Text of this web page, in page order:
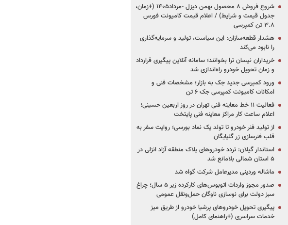
شروع فروش ۸ محصول بهمن دیزل -مرداد۱۴۰۵ (+زمان،
جدول قیمت و شرایط) / اعلام قیمت کامیونت فورس
۳.۸ تن کمپرسی
هشدار قطعه‌سازان: این سیاست، تولید و سرمایه‌گذاری
را نابود می‌کند
خریداران نیسان ترا بخوانند؛ سامانه آنلاین پیگیری قرارداد
و زمان تحویل خودرو راه‌اندازی شد
ورود کمپرسی جدید جک به بازار؛ مشخصات فنی و
امکانات کامیونت کمپرسی جک ۶ تن
فعالیت ۱۱ خط معاینه فنی تهران در روز اربعین حسینی؛
اعلام ساعت کار مراکز معاینه فنی پایتخت
از تولید فنر خودرو تا تولد یک نماد بورسی؛ روایت سفر به
قلب فنرسازی زر گلپایگان
استاندار گیلان: تردد خودروهای پلاک منطقه آزاد انزلی در
۵ استان شمالی بلامانع شد
ماشاله وردینی مدیرعامل شرکت گواه شد
صدور مجوز واردات اتوبوس‌های کارکرده زیر ۵ سال؛ چراغ
سبز دولت برای نوسازی ناوگان حمل‌ونقل عمومی
پیگیری تحویل خودروهای پرشیا خودرو از طریق میز
خدمات سراسری (+راهنمای کامل)